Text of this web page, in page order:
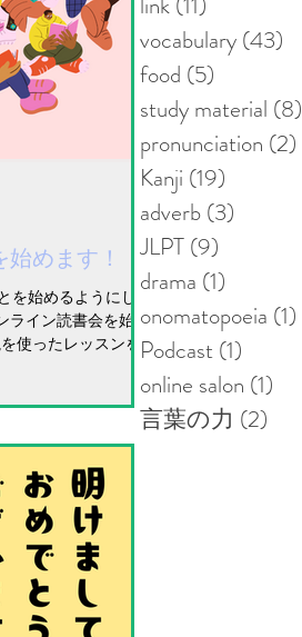
めます！
を始めるようにして
ライン読書会を始め
使ったレッスンをし
ったことや思ったこ
いう時間です。...
vocabulary (43)
food (5)
study material (8)
pronunciation (2)
Kanji (19)
adverb (3)
JLPT (9)
drama (1)
onomatopoeia (1)
Podcast (1)
online salon (1)
言葉の力 (2)